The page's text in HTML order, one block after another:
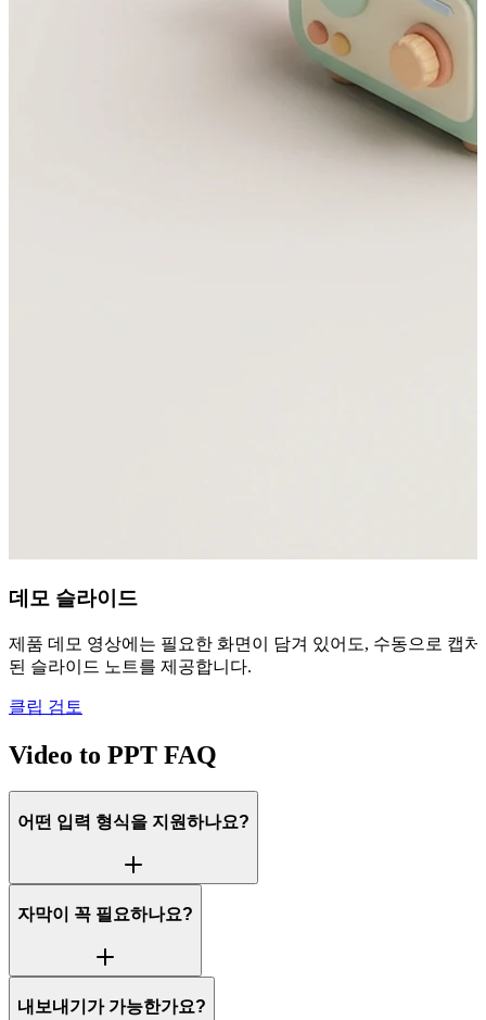
데모 슬라이드
제품 데모 영상에는 필요한 화면이 담겨 있어도, 수동으로 캡
된 슬라이드 노트를 제공합니다.
클립 검토
Video to PPT FAQ
어떤 입력 형식을 지원하나요?
자막이 꼭 필요하나요?
내보내기가 가능한가요?